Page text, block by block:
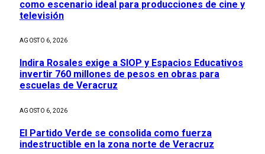
como escenario ideal para producciones de cine y
televisión
AGOSTO 6, 2026
Indira Rosales exige a SIOP y Espacios Educativos
invertir 760 millones de pesos en obras para
escuelas de Veracruz
AGOSTO 6, 2026
El Partido Verde se consolida como fuerza
indestructible en la zona norte de Veracruz